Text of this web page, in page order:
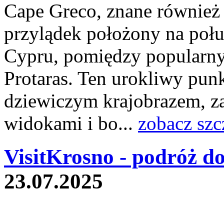
Cape Greco, znane
przylądek położony na
Cypru, pomiędzy
Protaras. Ten urokliwy
dziewiczym krajobrazem,
widokami i bo... zobacz
VisitKrosno - podróż
23.07.2025